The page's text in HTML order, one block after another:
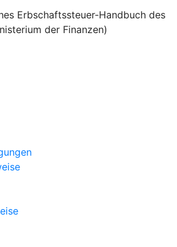
Erbschaftssteuer-Handbuch des
der Finanzen)